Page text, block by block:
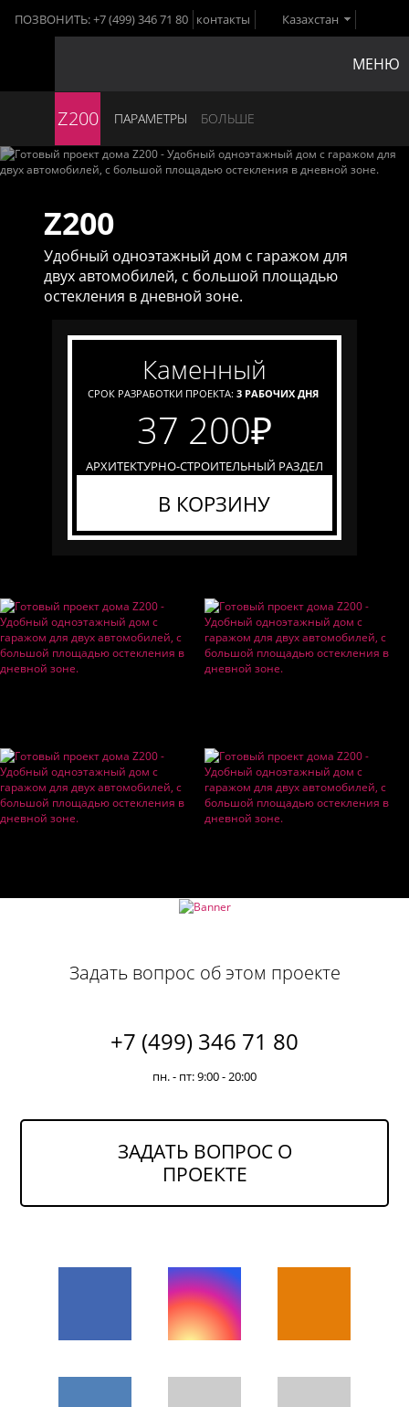
ПОЗВОНИТЬ:+7 (499) 346 71 80 контакты Казахстан
МЕНЮ
Z200 ПАРАМЕТРЫ БОЛЬШЕ
Z200
Удобный одноэтажный дом с гаражом для
двух автомобилей, с большой площадью
остекления в дневной зоне.
каменный
СРОК РАЗРАБОТКИ ПРОЕКТА: 3 РАБОЧИХ ДНЯ
37 200₽
АРХИТЕКТУРНО-СТРОИТЕЛЬНЫЙ РАЗДЕЛ
В КОРЗИНУ
Задать вопрос об этом проекте
+7 (499) 346 71 80
пн. - пт: 9:00 - 20:00
ЗАДАТЬ ВОПРОС О
ПРОЕКТЕ